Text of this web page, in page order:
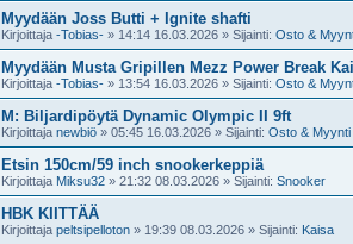
Myydään Joss Butti + Ignite shafti
Kirjoittaja -Tobias- » 14:14 16.03.2026 » Sijainti: Osto &
Myydään Musta Gripillen Mezz Power Break Kai
Kirjoittaja -Tobias- » 13:54 16.03.2026 » Sijainti: Osto &
M: Biljardipöytä Dynamic Olympic II 9ft
Kirjoittaja newbiö » 05:45 16.03.2026 » Sijainti: Osto & Myynti
Etsin 150cm/59 inch snookerkeppiä
Kirjoittaja Miksu32 » 21:32 08.03.2026 » Sijainti: Snooker
HBK KIITTÄÄ
Kirjoittaja peltsipelloton » 19:39 08.03.2026 » Sijainti: Kaisa